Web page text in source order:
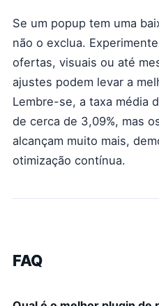
Se um popup tem uma
não o exclua.
ofertas, visuais ou até
ajustes podem levar a
Lembre-se, a taxa média
de cerca de 3,09%, mas
alcançam muito mais,
otimização contínua.
FAQ